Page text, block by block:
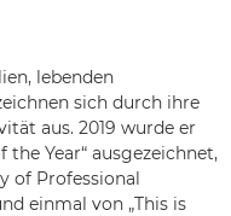
lebenden
sich durch ihre
aus. 2019 wurde er
Year“ ausgezeichnet,
of Professional
einmal von „This is